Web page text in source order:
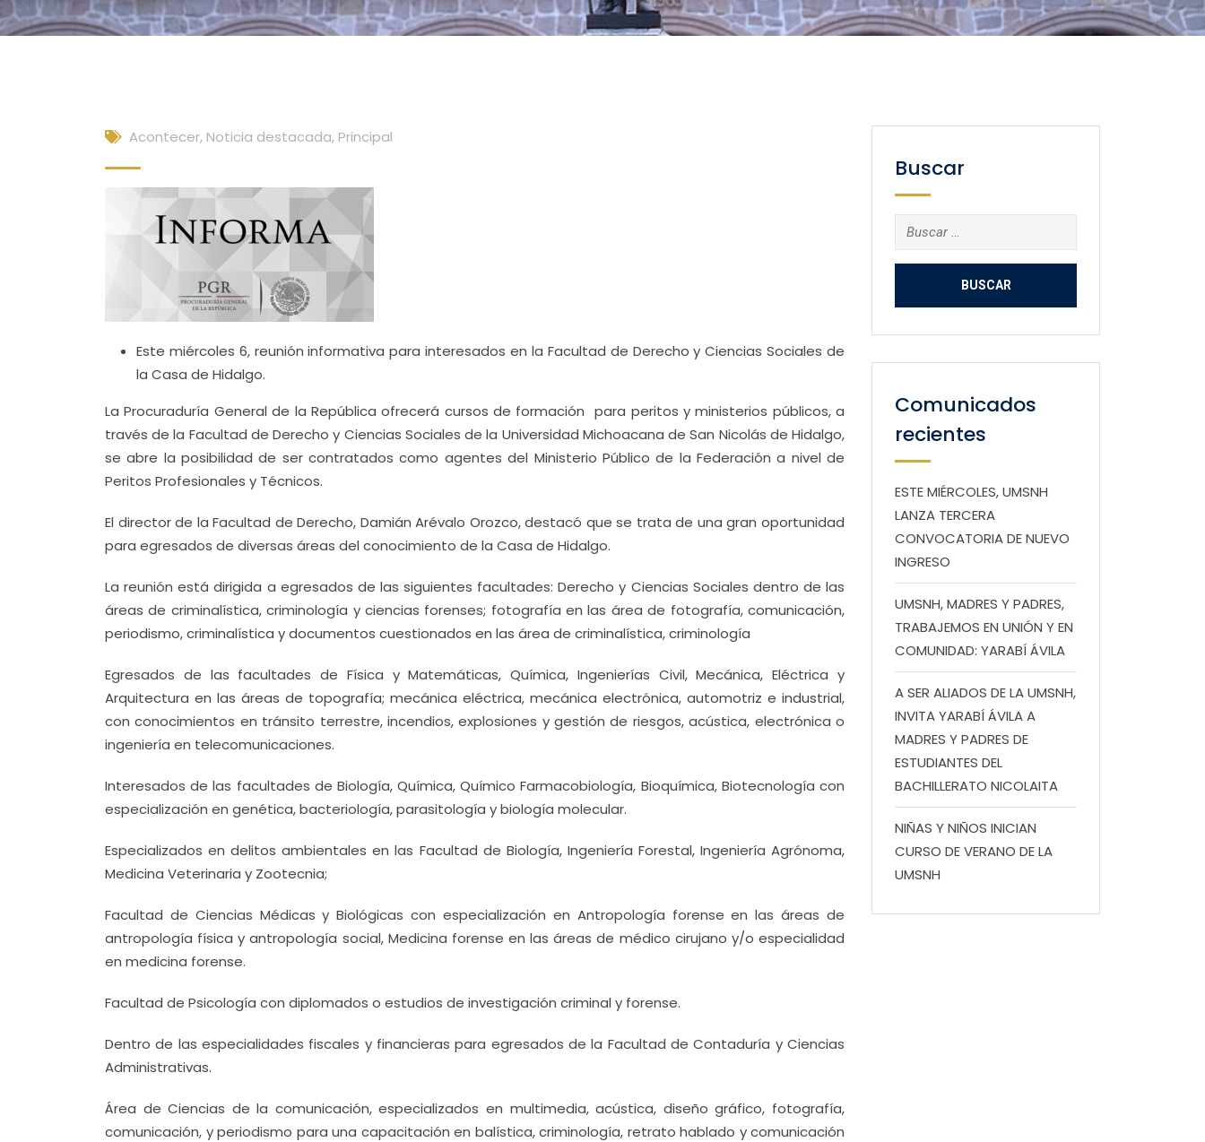
Acontecer, Noticia destacada, Principal
Este miércoles 6, reunión informativa para interesados en la Facultad de Derecho y Ciencias Sociales de
la Casa de Hidalgo.
La Procuraduría General de la República ofrecerá cursos de formación para peritos y ministerios públicos, a
través de la Facultad de Derecho y Ciencias Sociales de la Universidad Michoacana de San Nicolás de Hidalgo,
se abre la posibilidad de ser contratados como agentes del Ministerio Público de la Federación a nivel de
Peritos Profesionales y Técnicos.
El director de la Facultad de Derecho, Damián Arévalo Orozco, destacó que se trata de una gran oportunidad
para egresados de diversas áreas del conocimiento de la Casa de Hidalgo.
La reunión está dirigida a egresados de las siguientes facultades: Derecho y Ciencias Sociales dentro de las
áreas de criminalística, criminología y ciencias forenses; fotografía en las área de fotografía, comunicación,
periodismo, criminalística y documentos cuestionados en las área de criminalística, criminología
Egresados de las facultades de Física y Matemáticas, Química, Ingenierías Civil, Mecánica, Eléctrica y
Arquitectura en las áreas de topografía; mecánica eléctrica, mecánica electrónica, automotriz e industrial,
con conocimientos en tránsito terrestre, incendios, explosiones y gestión de riesgos, acústica, electrónica o
ingeniería en telecomunicaciones.
Interesados de las facultades de Biología, Química, Químico Farmacobiología, Bioquímica, Biotecnología con
especialización en genética, bacteriología, parasitología y biología molecular.
Especializados en delitos ambientales en las Facultad de Biología, Ingeniería Forestal, Ingeniería Agrónoma,
Medicina Veterinaria y Zootecnia;
Facultad de Ciencias Médicas y Biológicas con especialización en Antropología forense en las áreas de
antropología física y antropología social, Medicina forense en las áreas de médico cirujano y/o especialidad
en medicina forense.
Facultad de Psicología con diplomados o estudios de investigación criminal y forense.
Dentro de las especialidades fiscales y financieras para egresados de la Facultad de Contaduría y Ciencias
Administrativas.
Área de Ciencias de la comunicación, especializados en multimedia, acústica, diseño gráfico, fotografía,
comunicación, y periodismo para una capacitación en balística, criminología, retrato hablado y comunicación
Buscar
Buscar:
Comunicados
recientes
ESTE MIÉRCOLES, UMSNH
LANZA TERCERA
CONVOCATORIA DE NUEVO
INGRESO
UMSNH, MADRES Y PADRES,
TRABAJEMOS EN UNIÓN Y EN
COMUNIDAD: YARABÍ ÁVILA
A SER ALIADOS DE LA UMSNH,
INVITA YARABÍ ÁVILA A
MADRES Y PADRES DE
ESTUDIANTES DEL
BACHILLERATO NICOLAITA
NIÑAS Y NIÑOS INICIAN
CURSO DE VERANO DE LA
UMSNH